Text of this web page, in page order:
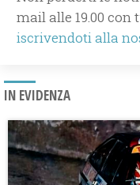
mail alle 19.00
iscrivendoti alla
IN EVIDENZA